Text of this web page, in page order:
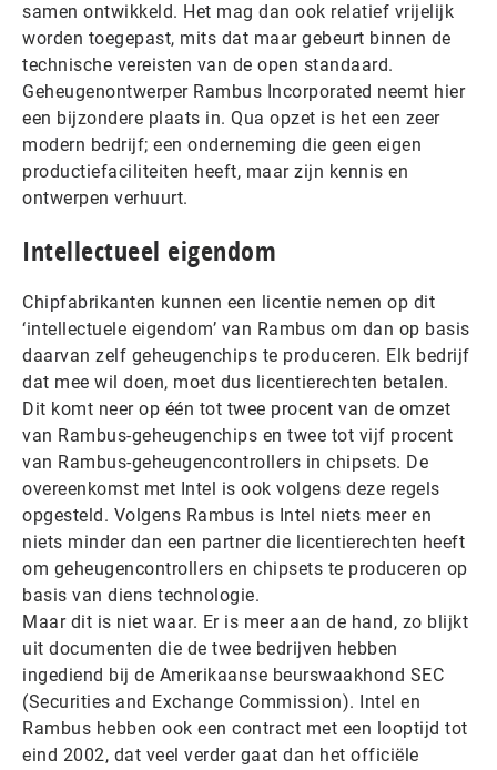
samen ontwikkeld. Het mag dan ook relatief vrijelijk
worden toegepast, mits dat maar gebeurt binnen de
technische vereisten van de open standaard.
Geheugenontwerper Rambus Incorporated neemt hier
een bijzondere plaats in. Qua opzet is het een zeer
modern bedrijf; een onderneming die geen eigen
productiefaciliteiten heeft, maar zijn kennis en
ontwerpen verhuurt.
Intellectueel eigendom
Chipfabrikanten kunnen een licentie nemen op dit
‘intellectuele eigendom’ van Rambus om dan op basis
daarvan zelf geheugenchips te produceren. Elk bedrijf
dat mee wil doen, moet dus licentierechten betalen.
Dit komt neer op één tot twee procent van de omzet
van Rambus-geheugenchips en twee tot vijf procent
van Rambus-geheugencontrollers in chipsets. De
overeenkomst met Intel is ook volgens deze regels
opgesteld. Volgens Rambus is Intel niets meer en
niets minder dan een partner die licentierechten heeft
om geheugencontrollers en chipsets te produceren op
basis van diens technologie.
Maar dit is niet waar. Er is meer aan de hand, zo blijkt
uit documenten die de twee bedrijven hebben
ingediend bij de Amerikaanse beurswaakhond SEC
(Securities and Exchange Commission). Intel en
Rambus hebben ook een contract met een looptijd tot
eind 2002, dat veel verder gaat dan het officiële